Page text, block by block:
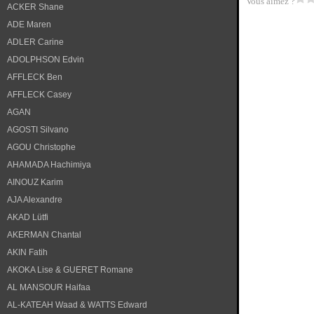
ACKER Shane
ADE Maren
ADLER Carine
ADOLPHSON Edvin
AFFLECK Ben
AFFLECK Casey
AGAN
AGOSTI Silvano
AGOU Christophe
AHAMADA Hachimiya
AINOUZ Karim
AJA Alexandre
AKAD Lütfi
AKERMAN Chantal
AKIN Fatih
AKOKA Lise & GUERET Romane
AL MANSOUR Haifaa
AL-KATEAH Waad & WATTS Edward